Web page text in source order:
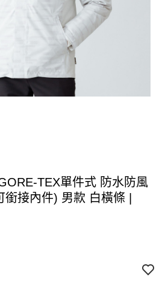
TEX單件式 防水防風
接內件) 男款 白橫條 |